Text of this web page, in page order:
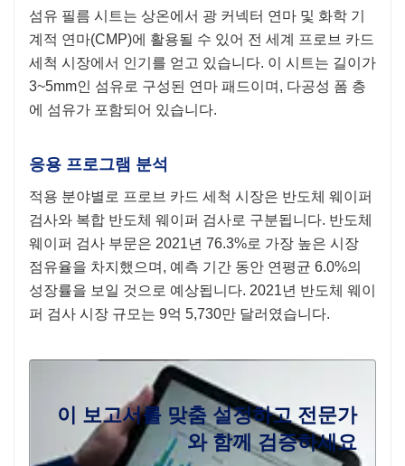
섬유 필름 시트는 상온에서 광 커넥터 연마 및 화학 기
계적 연마(CMP)에 활용될 수 있어 전 세계 프로브 카드
세척 시장에서 인기를 얻고 있습니다. 이 시트는 길이가
3~5mm인 섬유로 구성된 연마 패드이며, 다공성 폼 층
에 섬유가 포함되어 있습니다.
응용 프로그램 분석
적용 분야별로 프로브 카드 세척 시장은 반도체 웨이퍼
검사와 복합 반도체 웨이퍼 검사로 구분됩니다. 반도체
웨이퍼 검사 부문은 2021년 76.3%로 가장 높은 시장
점유율을 차지했으며, 예측 기간 동안 연평균 6.0%의
성장률을 보일 것으로 예상됩니다. 2021년 반도체 웨이
퍼 검사 시장 규모는 9억 5,730만 달러였습니다.
이 보고서를 맞춤 설정하고 전문가
와 함께 검증하세요